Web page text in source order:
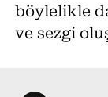
böylelikle
ve sezgi